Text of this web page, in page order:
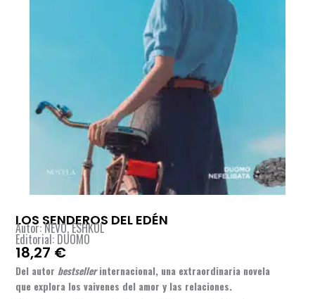
LOS SENDEROS DEL EDÉN
Autor: NEVO, ESHKOL
Editorial: DUOMO
18,27 €
Del autor bestsellerinternacional, una extraordinaria novela
que explora los vaivenes del amor y las relaciones.